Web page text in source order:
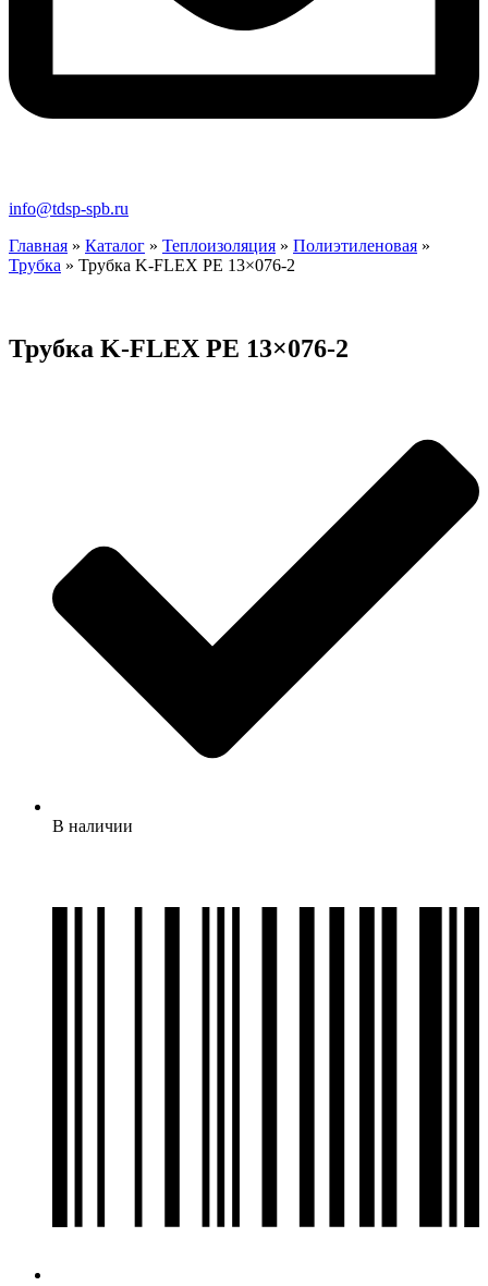
info@tdsp-spb.ru
Главная » Каталог » Теплоизоляция » Полиэтиленовая »
Трубка » Трубка K-FLEX PE 13×076-2
Трубка K-FLEX PE 13×076-2
В наличии